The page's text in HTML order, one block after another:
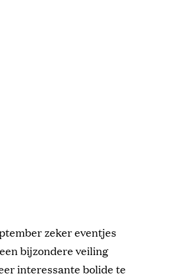
zeker eventjes
bijzondere veiling
interessante bolide te